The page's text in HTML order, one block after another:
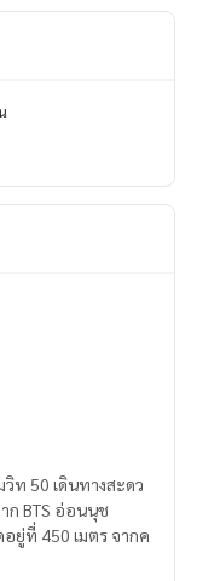
ท 50 เดินทางสะดว
ก BTS อ่อนนุช
ยู่ที่ 450 เมตร จากค